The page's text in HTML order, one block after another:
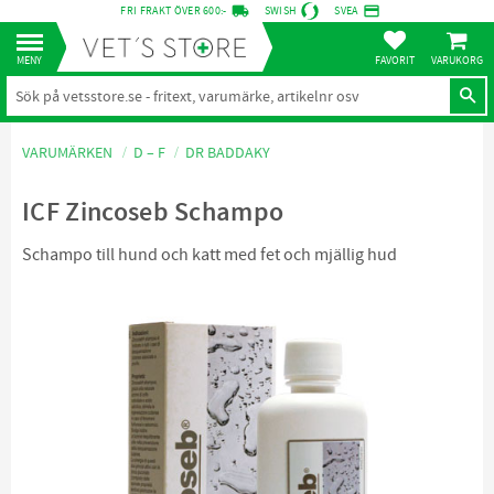
Meny
FRI FRAKT ÖVER 600:- local_shipping SWISH SVEA credit_card
FAVORITER
VARUMÄRKEN D – F DR BADDAKY
ICF Zincoseb Schampo
Schampo till hund och katt med fet och mjällig hud